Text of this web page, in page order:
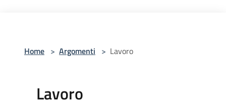
Home > Argomenti > Lavoro
Lavoro